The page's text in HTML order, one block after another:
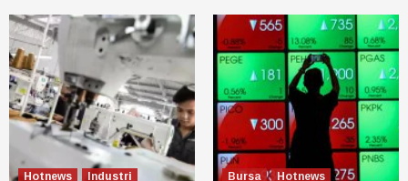
Hotnews
Industri
Bursa
Hotnews